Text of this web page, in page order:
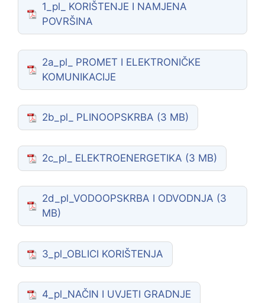
1_pl_ KORIŠTENJE I NAMJENA
POVRŠINA
2a_pl_ PROMET I ELEKTRONIČKE
KOMUNIKACIJE
2b_pl_ PLINOOPSKRBA
2c_pl_ ELEKTROENERGETIKA
2d_pl_VODOOPSKRBA I ODVODNJA
3_pl_OBLICI KORIŠTENJA
4_pl_NAČIN I UVJETI GRADNJE